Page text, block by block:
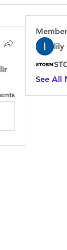
lily
See All